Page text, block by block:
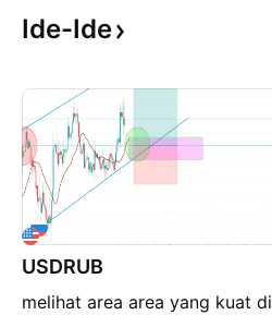
Ide-Ide
USDRUB
melihat area area yang kuat di